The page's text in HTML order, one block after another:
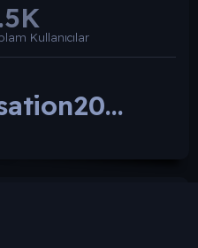
Kullanıcılar
Sensation2026